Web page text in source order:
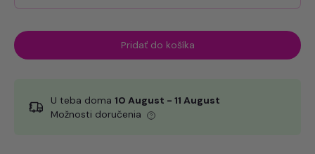
Pridať do košíka
U teba doma 10 August - 11 August
Možnosti doručenia